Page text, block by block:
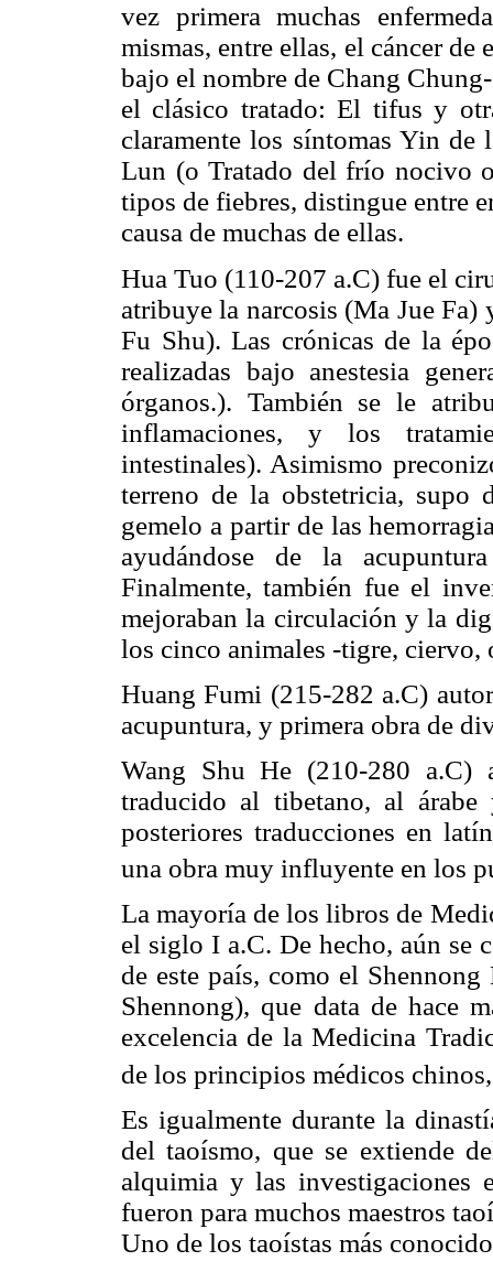
vez primera muchas
mismas, entre ellas, el cáncer de
bajo el nombre de Chang
el clásico tratado: El tifus y
claramente los síntomas Yin de
Lun (o Tratado del frío nocivo
tipos de fiebres, distingue entre
causa de muchas de ellas.
Hua Tuo (110-207 a.C) fue el
atribuye la narcosis (Ma Jue Fa)
Fu Shu). Las crónicas de la
realizadas bajo anestesia
órganos.). También se le
inflamaciones, y los
intestinales). Asimismo
terreno de la obstetricia, supo
gemelo a partir de las
ayudándose de la
Finalmente, también fue el
mejoraban la circulación y la
los cinco animales -tigre,
Huang Fumi (215-282 a.C)
acupuntura, y primera obra de
Wang Shu He (210-280
traducido al tibetano, al
posteriores traducciones en
una obra muy influyente en los
La mayoría de los libros de
el siglo I a.C. De hecho, aún se
de este país, como el
Shennong), que data de hace
excelencia de la Medicina
de los principios médicos
Es igualmente durante la
del taoísmo, que se extiende
alquimia y las investigaciones
fueron para muchos maestros
Uno de los taoístas más